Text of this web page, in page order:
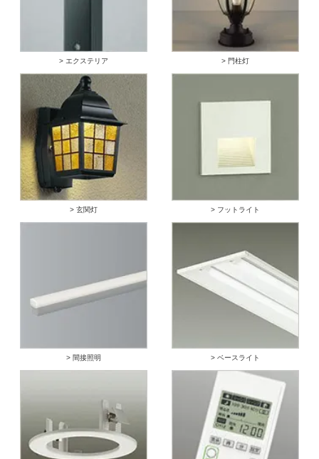
> エクステリア > 門柱灯
> 玄関灯 > フットライト
> 間接照明 > ベースライト